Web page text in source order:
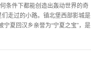
条件下都能创造出轰动世界的奇
走过的小路。镇北堡西部影城是
夏回汉乡亲誉为“宁夏之宝”，是